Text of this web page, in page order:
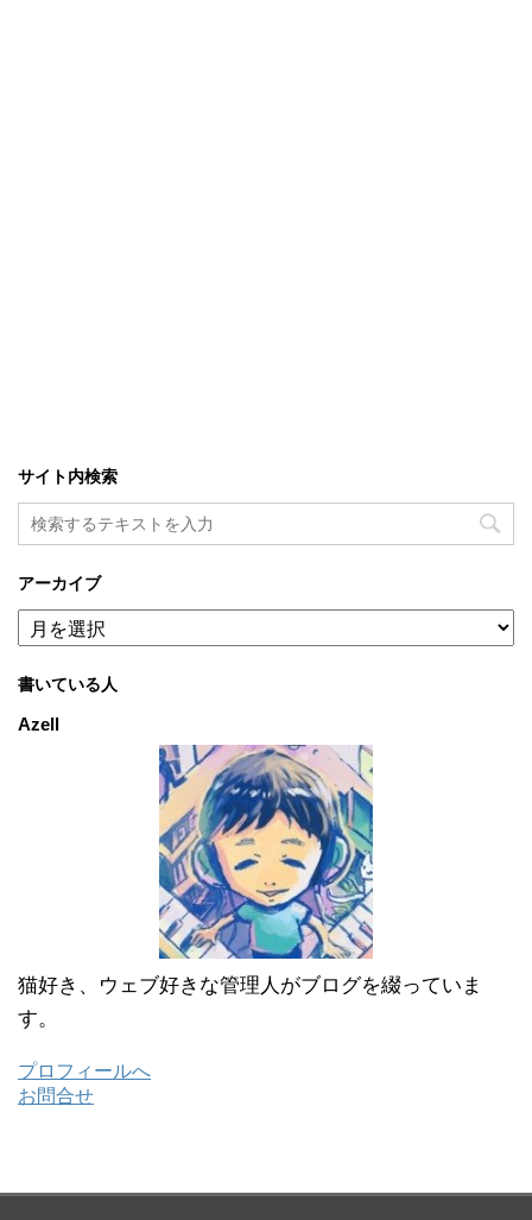
サイト内検索
アーカイブ
ア
ー
イ
ブ
書いている人
Azell
猫好き、ウェブ好きな管理人がブログを綴っていま
す。
プロフィールへ
お問合せ